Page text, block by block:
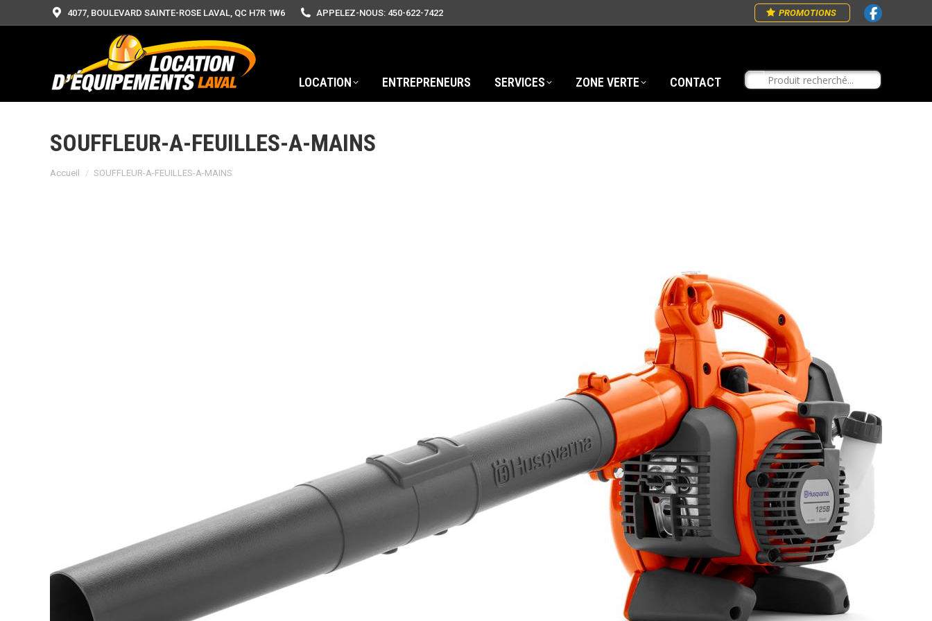
4077, BOULEVARD SAINTE-ROSE LAVAL, QC H7R 1W6 APPELEZ-NOUS: 450-622-7422 PROMOTIONS
LOCATION ENTREPRENEURS SERVICES ZONE VERTE CONTACT
SOUFFLEUR-A-FEUILLES-A-MAINS
Vous êtes ici :
Accueil SOUFFLEUR-A-FEUILLES-A-MAINS